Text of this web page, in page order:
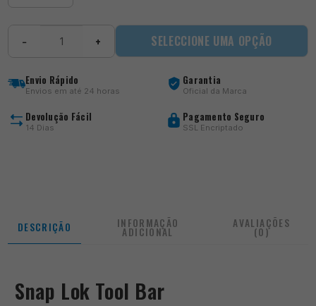
Tool
Bar
− + SELECCIONE UMA OPÇÃO
Envio Rápido
Envios em até 24 horas
Garantia
Oficial da Marca
Devolução Fácil
14 Dias
Pagamento Seguro
SSL Encriptado
DESCRIÇÃO INFORMAÇÃO
ADICIONAL
AVALIAÇÕES
(0)
Snap Lok Tool Bar